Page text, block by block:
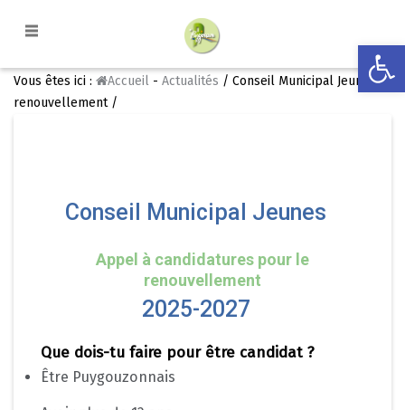
Ouvrir
Vous êtes ici : Accueil - Actualités / Conseil Municipal Jeunes :
renouvellement /
Conseil Municipal Jeunes
Appel à candidatures pour le
renouvellement
2025-2027
Que dois-tu faire pour être candidat ?
Être Puygouzonnais